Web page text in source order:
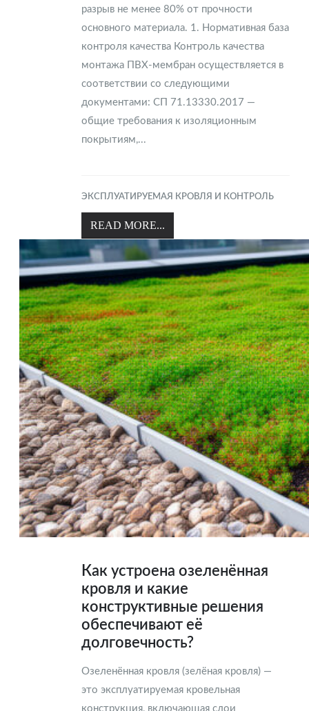
разрыв не менее 80% от прочности
основного материала. 1. Нормативная база
контроля качества Контроль качества
монтажа ПВХ-мембран осуществляется в
соответствии со следующими
документами: СП 71.13330.2017 —
общие требования к изоляционным
покрытиям,...
ЭКСПЛУАТИРУЕМАЯ КРОВЛЯ И КОНТРОЛЬ
READ MORE...
Как устроена озеленённая
кровля и какие
конструктивные решения
обеспечивают её
долговечность?
Озеленённая кровля (зелёная кровля) —
это эксплуатируемая кровельная
конструкция, включающая слои